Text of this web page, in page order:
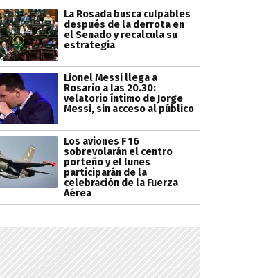
La Rosada busca culpables
después de la derrota en
el Senado y recalcula su
estrategia
Lionel Messi llega a
Rosario a las 20.30:
velatorio íntimo de Jorge
Messi, sin acceso al público
Los aviones F 16
sobrevolarán el centro
porteño y el lunes
participarán de la
celebración de la Fuerza
Aérea